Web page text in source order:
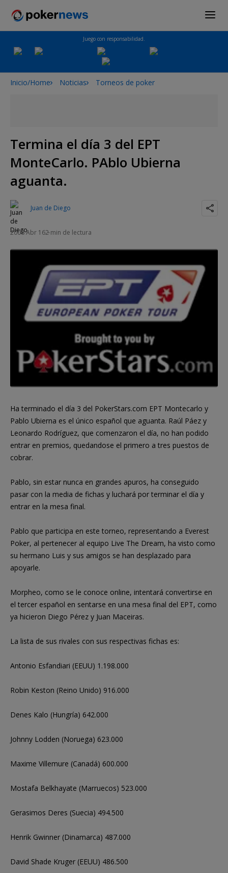
Juego con responsabilidad.
Inicio/Home Noticias Torneos de poker
Termina el día 3 del EPT
MonteCarlo. PAblo Ubierna
aguanta.
Juan de Diego
2008 Abr 162 min de lectura
Ha terminado el día 3 del PokerStars.com EPT Montecarlo y
Pablo Ubierna es el único español que aguanta. Raúl Páez y
Leonardo Rodríguez, que comenzaron el día, no han podido
entrar en premios, quedandose el primero a tres puestos de
cobrar.
Pablo, sin estar nunca en grandes apuros, ha conseguido
pasar con la media de fichas y luchará por terminar el día y
entrar en la mesa final.
Pablo que participa en este torneo, representando a Everest
Poker, al pertenecer al equipo Live The Dream, ha visto como
su hermano Luis y sus amigos se han desplazado para
apoyarle.
Morpheo, como se le conoce online, intentará convertirse en
el tercer español en sentarse en una mesa final del EPT, como
ya hicieron Diego Pérez y Juan Maceiras.
La lista de sus rivales con sus respectivas fichas es:
Antonio Esfandiari (EEUU) 1.198.000
Robin Keston (Reino Unido) 916.000
Denes Kalo (Hungría) 642.000
Johnny Lodden (Noruega) 623.000
Maxime Villemure (Canadá) 600.000
Mostafa Belkhayate (Marruecos) 523.000
Gerasimos Deres (Suecia) 494.500
Henrik Gwinner (Dinamarca) 487.000
David Shade Kruger (EEUU) 486.500